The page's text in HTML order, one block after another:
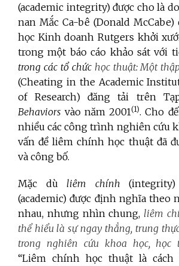
(academic integrity) được cho là
nan Mắc Ca-bê (Donald
học Kinh doanh Rutgers khởi
trong một báo cáo khảo sát với
trong các tổ chức học thuật: Một
(Cheating in the Academic
of Research) đăng tải trên
Behaviors vào năm 2001 (1). Cho
nhiều các công trình nghiên cứu
vấn đề liêm chính học thuật đã
và công bố.
Mặc dù liêm chính
(academic) được định nghĩa theo
nhau, nhưng nhìn chung, liêm
thể hiểu là sự ngay thẳng, trung
trong nghiên cứu khoa học, học
“Liêm chính học thuật là